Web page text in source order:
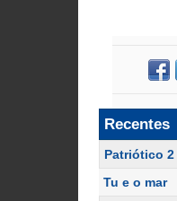
Recentes
Patriótico 2
Tu e o mar